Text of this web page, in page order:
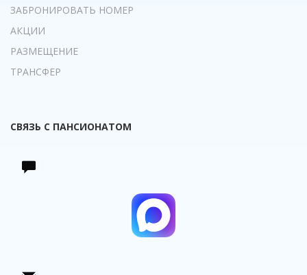
ЗАБРОНИРОВАТЬ НОМЕР
АКЦИИ
РАЗМЕЩЕНИЕ
ТРАНСФЕР
СВЯЗЬ С ПАНСИОНАТОМ